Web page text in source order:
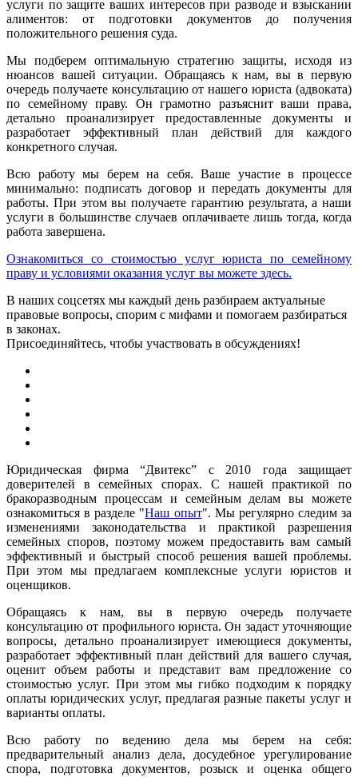
услуги по защите ваших интересов при разводе и взыскании
алиментов: от подготовки документов до получения
положительного решения суда.
Мы подберем оптимальную стратегию защиты, исходя из
нюансов вашей ситуации. Обращаясь к нам, вы в первую
очередь получаете консультацию от нашего юриста (адвоката)
по семейному праву. Он грамотно разъяснит ваши права,
детально проанализирует предоставленные документы и
разработает эффективный план действий для каждого
конкретного случая.
Всю работу мы берем на себя. Ваше участие в процессе
минимально: подписать договор и передать документы для
работы. При этом вы получаете гарантию результата, а наши
услуги в большинстве случаев оплачиваете лишь тогда, когда
работа завершена.
Ознакомиться со стоимостью услуг юриста по семейному
праву и условиями оказания услуг вы можете здесь.
В наших соцсетях мы каждый день разбираем актуальные
правовые вопросы, спорим с мифами и помогаем разбираться
в законах.
Присоединяйтесь, чтобы участвовать в обсуждениях!
Юридическая фирма “Двитекс” с 2010 года защищает
доверителей в семейных спорах. С нашей практикой по
бракоразводным процессам и семейным делам вы можете
ознакомиться в разделе "Наш опыт". Мы регулярно следим за
изменениями законодательства и практикой разрешения
семейных споров, поэтому можем предоставить вам самый
эффективный и быстрый способ решения вашей проблемы.
При этом мы предлагаем комплексные услуги юристов и
оценщиков.
Обращаясь к нам, вы в первую очередь получаете
консультацию от профильного юриста. Он задаст уточняющие
вопросы, детально проанализирует имеющиеся документы,
разработает эффективный план действий для вашего случая,
оценит объем работы и представит вам предложение со
стоимостью услуг. При этом мы гибко подходим к порядку
оплаты юридических услуг, предлагая разные пакеты услуг и
варианты оплаты.
Всю работу по ведению дела мы берем на себя:
предварительный анализ дела, досудебное урегулирование
спора, подготовка документов, розыск и оценка общего